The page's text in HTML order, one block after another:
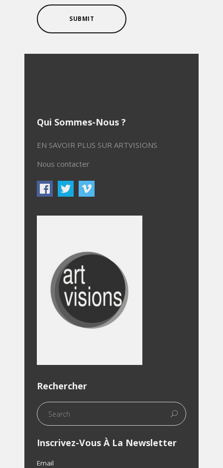
SUBMIT
Qui Sommes-Nous ?
EN SAVOIR PLUS SUR ARTVISIONS
Nous contacter
Rechercher
Inscrivez-Vous À La Newsletter
Email